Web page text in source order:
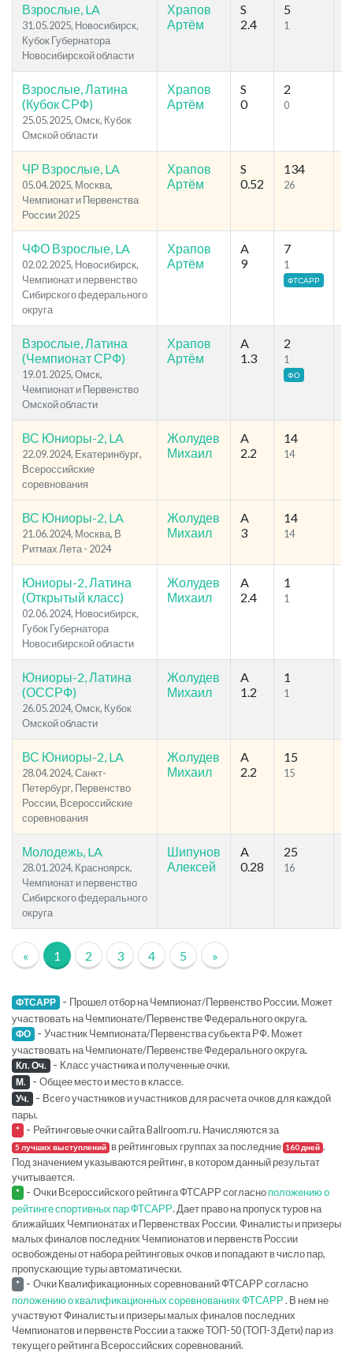
Взрослые, LA
31.05.2025, Новосибирск,
Кубок Губернатора
Новосибирской области
Храпов
Артём
S
2.4
5
1
Взрослые, Латина
(Кубок СРФ)
25.05.2025, Омск, Кубок
Омской области
Храпов
Артём
S
0
2
0
ЧР Взрослые, LA
05.04.2025, Москва,
Чемпионат и Первенства
России 2025
Храпов
Артём
S
0.52
134
26
ЧФО Взрослые, LA
02.02.2025, Новосибирск,
Чемпионат и первенство
Сибирского федерального
округа
Храпов
Артём
A
9
7
1
ФТСАРР
Взрослые, Латина
(Чемпионат СРФ)
19.01.2025, Омск,
Чемпионат и Первенство
Омской области
Храпов
Артём
A
1.3
2
1
ФО
ВС Юниоры-2, LA
22.09.2024, Екатеринбург,
Всероссийские
соревнования
Жолудев
Михаил
A
2.2
14
14
ВС Юниоры-2, LA
21.06.2024, Москва, В
Ритмах Лета - 2024
Жолудев
Михаил
A
3
14
14
Юниоры-2, Латина
(Открытый класс)
02.06.2024, Новосибирск,
Губок Губернатора
Новосибирской области
Жолудев
Михаил
A
2.4
1
1
Юниоры-2, Латина
(ОССРФ)
26.05.2024, Омск, Кубок
Омской области
Жолудев
Михаил
A
1.2
1
1
ВС Юниоры-2, LA
28.04.2024, Санкт-
Петербург, Первенство
России, Всероссийские
соревнования
Жолудев
Михаил
A
2.2
15
15
Молодежь, LA
28.01.2024, Красноярск,
Чемпионат и первенство
Сибирского федерального
округа
Шипунов
Алексей
A
0.28
25
16
« 1 2 3 4 5 »
ФТСАРР - Прошел отбор на Чемпионат/Первенство России. Может
участвовать на Чемпионате/Первенстве Федерального округа.
ФО - Участник Чемпионата/Первенства субьекта РФ. Может
участвовать на Чемпионате/Первенстве Федерального округа.
Кл. Оч. - Класс участника и полученные очки.
М. - Общее место и место в классе.
Уч. - Всего участников и участников для расчета очков для каждой
пары.
* - Рейтинговые очки сайта Ballroom.ru. Начисляются за
5 лучших выступлений в рейтинговых группах за последние 160 дней .
Под значением указываются рейтинг, в котором данный результат
учитывается.
* - Очки Всероссийского рейтинга ФТСАРР согласноположению о
рейтинге спортивных пар ФТСАРР. Дает право на пропуск туров на
ближайших Чемпионатах и Первенствах России. Финалисты и призеры
малых финалов последних Чемпионатов и первенств России
освобождены от набора рейтинговых очков и попадают в число пар,
пропускающие туры автоматически.
* - Очки Квалификационных соревнований ФТСАРР согласно
положению о квалификационных соревнованиях ФТСАРР. В нем не
участвуют Финалисты и призеры малых финалов последних
Чемпионатов и первенств России а также ТОП-50 (ТОП-3 Дети) пар из
текущего рейтинга Всероссийских соревнований.